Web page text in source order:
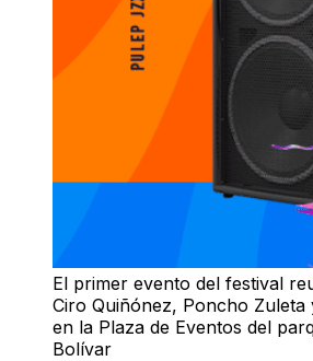
El primer evento del festival
Ciro Quiñónez, Poncho Zuleta
en la Plaza de Eventos del
Bolívar